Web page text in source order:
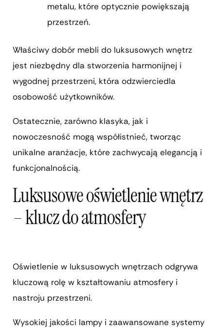
metalu, które optycznie powiększają
przestrzeń.
Właściwy dobór mebli do luksusowych wnętrz
jest niezbędny dla stworzenia harmonijnej i
wygodnej przestrzeni, która odzwierciedla
osobowość użytkowników.
Ostatecznie, zarówno klasyka, jak i
nowoczesność mogą współistnieć, tworząc
unikalne aranżacje, które zachwycają elegancją i
funkcjonalnością.
Luksusowe oświetlenie wnętrz
– klucz do atmosfery
Oświetlenie w luksusowych wnętrzach odgrywa
kluczową rolę w kształtowaniu atmosfery i
nastroju przestrzeni.
Wysokiej jakości lampy i zaawansowane systemy